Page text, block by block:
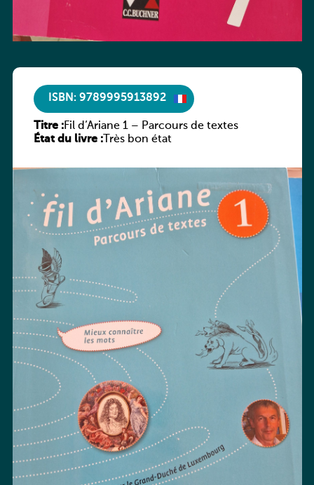
ISBN: 9789995913892
Titre :Fil d’Ariane 1 – Parcours de textes
État du livre :Très bon état